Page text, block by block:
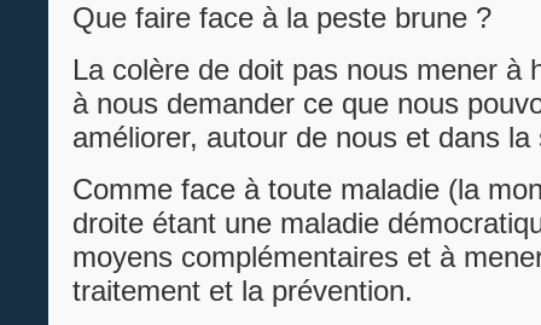
Que faire face à la peste brune ?
La colère de doit pas nous mener à
à nous demander ce que nous
améliorer, autour de nous et dans la
Comme face à toute maladie (la
droite étant une maladie
moyens complémentaires et à
traitement et la prévention.